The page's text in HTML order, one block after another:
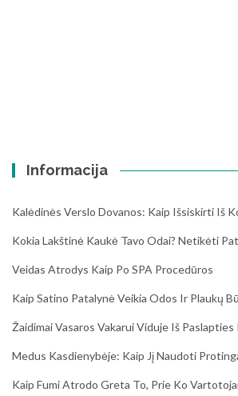
Informacija
Kalėdinės Verslo Dovanos: Kaip Išsiskirti Iš
Kokia Lakštinė Kaukė Tavo Odai? Netikėti
Veidas Atrodys Kaip Po SPA Procedūros
Kaip Satino Patalynė Veikia Odos Ir Plaukų
Žaidimai Vasaros Vakarui Viduje Iš Paslapties
Medus Kasdienybėje: Kaip Jį Naudoti
Kaip Fumi Atrodo Greta To, Prie Ko